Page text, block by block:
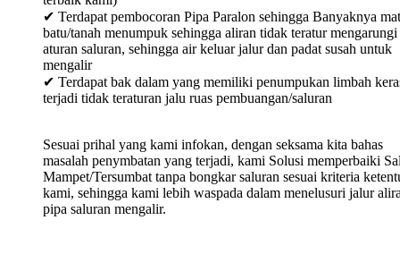
✔ Terdapat pembocoran Pipa Paralon sehingga Banyaknya
batu/tanah menumpuk sehingga aliran tidak teratur mengarungi
aturan saluran, sehingga air keluar jalur dan padat susah untuk
mengalir
✔ Terdapat bak dalam yang memiliki penumpukan limbah
terjadi tidak teraturan jalu ruas pembuangan/saluran
Sesuai prihal yang kami infokan, dengan seksama kita bahas
masalah penymbatan yang terjadi, kami Solusi memperbaiki
Mampet/Tersumbat tanpa bongkar saluran sesuai kriteria
kami, sehingga kami lebih waspada dalam menelusuri jalur
pipa saluran mengalir.